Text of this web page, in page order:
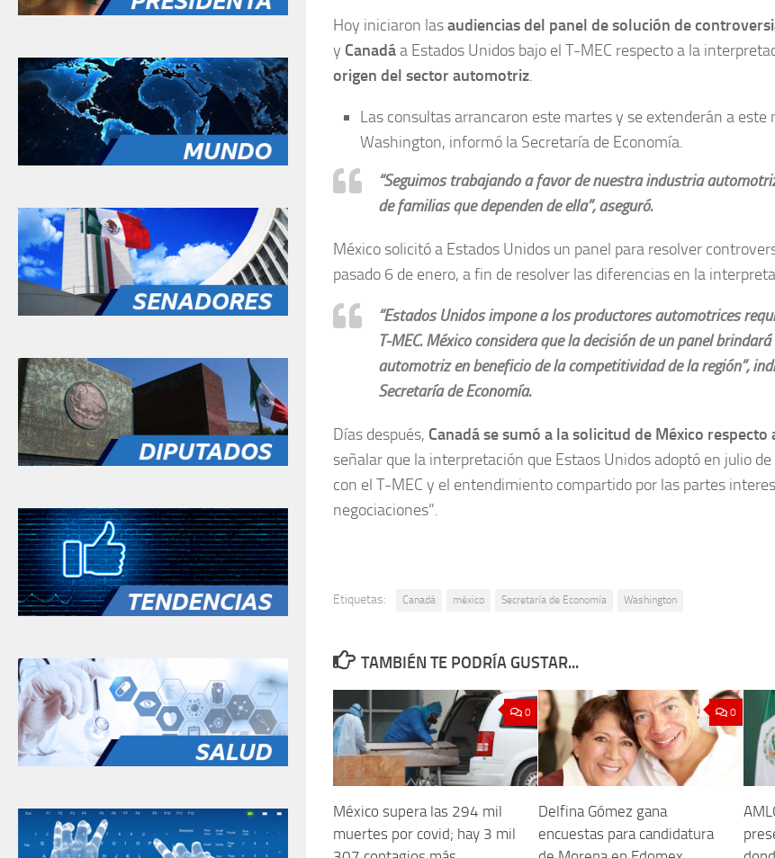
Hoy iniciaron lasaudiencias del panel de solución de
y Canadáa Estados Unidos bajo el T-MEC respecto a la
origen del sector automotriz.
Las consultas arrancaron este martes y se extenderán a este
Washington, informó la Secretaría de Economía.
“Seguimos trabajando a favor de nuestra industria
de familias que dependen de ella”, aseguró.
México solicitó a Estados Unidos un panel para resolver
pasado 6 de enero, a fin de resolver las diferencias en la
“Estados Unidos impone a los productores automotrices
T-MEC. México considera que la decisión de un panel
automotriz en beneficio de la competitividad de la región”,
Secretaría de Economía.
Días después, Canadá se sumó a la solicitud de México respecto
señalar que la interpretación que Estaos Unidos adoptó en julio
con el T-MEC y el entendimiento compartido por las partes
negociaciones”.
Etiquetas: Canadá méxico Secretaría de Economía Washington
TAMBIÉN TE PODRÍA GUSTAR...
0
México supera las 294 mil
muertes por covid; hay 3 mil
0
Delfina Gómez gana
encuestas para candidatura